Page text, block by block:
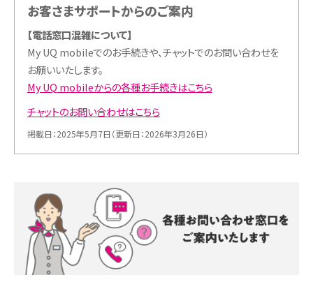
UQ mobile
データチャージサイト
お客さまサポートからのご案内
【電話窓口混雑について】
My UQ mobileでのお手続きや、チャットでのお問い合わせを
お願いいたします。
My UQ mobileからの各種お手続きはこちら
チャットのお問い合わせはこちら
掲載日：2025年5月7日（更新日：2026年3月26日）